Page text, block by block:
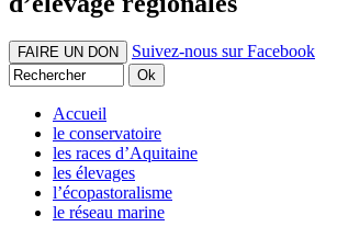
FAIRE UN DON Suivez-nous sur Facebook
Accueil
le conservatoire
les races d’Aquitaine
les élevages
l’écopastoralisme
le réseau marine